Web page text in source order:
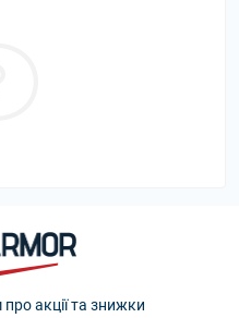
акції та знижки